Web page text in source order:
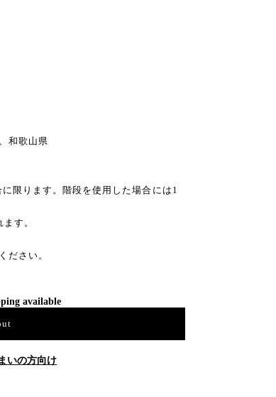
、和歌山県
限ります。階段を使用した場合には1
す。
ださい。
available
いの方向け